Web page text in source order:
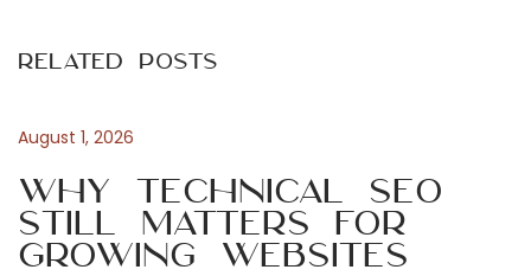
s
n
a
o
s
o
s
t
l
V
a
n
Related Posts
August 1, 2026
Why Technical SEO
Still Matters for
Growing Websites